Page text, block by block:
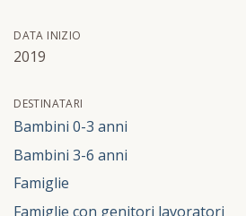
DATA INIZIO
2019
DESTINATARI
Bambini 0-3 anni
Bambini 3-6 anni
Famiglie
Famiglie con genitori lavoratori